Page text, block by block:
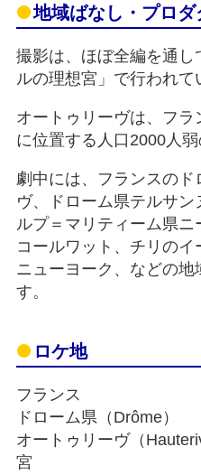
地域ばなし・プロダ
撮影は、ほぼ全編を通し
ルの理想宮」で行われて
オートゥリーヴは、フ
に位置する人口2000人弱
劇中には、フランスの
ヴ、ドローム県テルサ
ルプ＝マリティーム県
コールワット、チリの
ニューヨーク、などの地
す。
ロケ地
フランス
ドローム県（Drôme）
オートゥリーヴ（
宮